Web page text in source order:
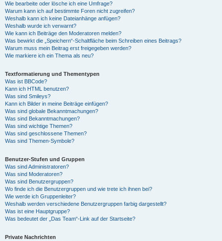
Wie bearbeite oder lösche ich eine Umfrage?
Warum kann ich auf bestimmte Foren nicht zugreifen?
Weshalb kann ich keine Dateianhänge anfügen?
Weshalb wurde ich verwarnt?
Wie kann ich Beiträge den Moderatoren melden?
Was bewirkt die „Speichern“-Schaltfläche beim Schreiben eines Beitrags?
Warum muss mein Beitrag erst freigegeben werden?
Wie markiere ich ein Thema als neu?
Textformatierung und Thementypen
Was ist BBCode?
Kann ich HTML benutzen?
Was sind Smileys?
Kann ich Bilder in meine Beiträge einfügen?
Was sind globale Bekanntmachungen?
Was sind Bekanntmachungen?
Was sind wichtige Themen?
Was sind geschlossene Themen?
Was sind Themen-Symbole?
Benutzer-Stufen und Gruppen
Was sind Administratoren?
Was sind Moderatoren?
Was sind Benutzergruppen?
Wo finde ich die Benutzergruppen und wie trete ich ihnen bei?
Wie werde ich Gruppenleiter?
Weshalb werden verschiedene Benutzergruppen farbig dargestellt?
Was ist eine Hauptgruppe?
Was bedeutet der „Das Team“-Link auf der Startseite?
Private Nachrichten